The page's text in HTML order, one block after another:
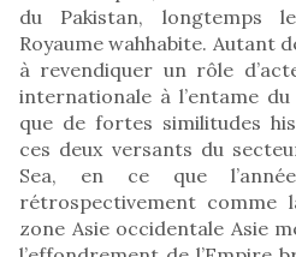
du Pakistan, longtemps
Royaume wahhabite. Autant
à revendiquer un rôle
internationale à l’entame
que de fortes similitudes
ces deux versants du
Sea, en ce que
rétrospectivement comme
zone Asie occidentale Asie